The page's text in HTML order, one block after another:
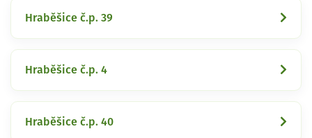
Hraběšice č.p. 39
Hraběšice č.p. 4
Hraběšice č.p. 40